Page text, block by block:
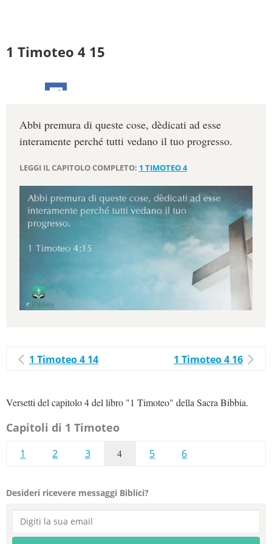
1 Timoteo 4 15
Abbi premura di queste cose, dèdicati ad esse
interamente perché tutti vedano il tuo progresso.
LEGGI IL CAPITOLO COMPLETO: 1 TIMOTEO 4
1 Timoteo 4 14 1 Timoteo 4 16
Versetti del capitolo 4 del libro "1 Timoteo" della Sacra Bibbia.
Capitoli di 1 Timoteo
1 2 3 4 5 6
Desideri ricevere messaggi Biblici?